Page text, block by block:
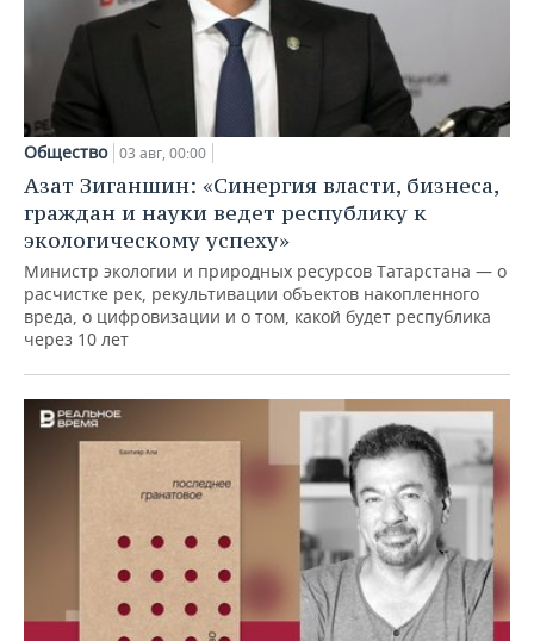
Общество 03 авг, 00:00
Азат Зиганшин: «Синергия власти, бизнеса,
граждан и науки ведет республику к
экологическому успеху»
Министр экологии и природных ресурсов Татарстана — о
расчистке рек, рекультивации объектов накопленного
вреда, о цифровизации и о том, какой будет республика
через 10 лет